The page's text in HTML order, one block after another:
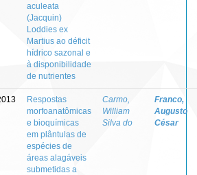
aculeata
(Jacquin)
Loddies ex
Martius ao déficit
hídrico sazonal e
à disponibilidade
de nutrientes
Respostas
morfoanatômicas
e bioquímicas
em plântulas de
espécies de
áreas alagáveis
submetidas a
Carmo,
William
Silva do
Franco,
Augusto
César